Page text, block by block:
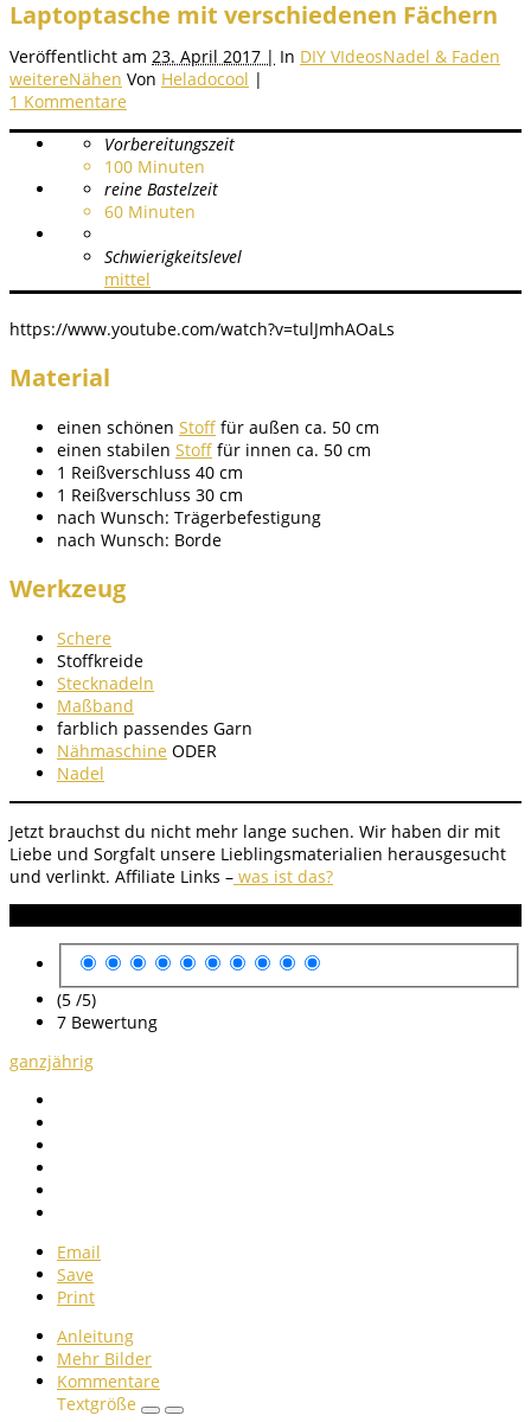
Laptoptasche mit verschiedenen Fächern
Veröffentlicht am 23. April 2017 | In DIY VIdeosNadel & Faden
weitereNähen Von Heladocool |
1 Kommentare
Vorbereitungszeit
100 Minuten
reine Bastelzeit
60 Minuten
Schwierigkeitslevel
mittel
https://www.youtube.com/watch?v=tulJmhAOaLs
Material
einen schönen Stoff für außen ca. 50 cm
einen stabilen Stoff für innen ca. 50 cm
1 Reißverschluss 40 cm
1 Reißverschluss 30 cm
nach Wunsch: Trägerbefestigung
nach Wunsch: Borde
Werkzeug
Schere
Stoffkreide
Stecknadeln
Maßband
farblich passendes Garn
Nähmaschine ODER
Nadel
Jetzt brauchst du nicht mehr lange suchen. Wir haben dir mit
Liebe und Sorgfalt unsere Lieblingsmaterialien herausgesucht
und verlinkt. Affiliate Links – was ist das?
(5 /5)
7 Bewertung
ganzjährig
Email
Save
Print
Anleitung
Mehr Bilder
Kommentare
Textgröße